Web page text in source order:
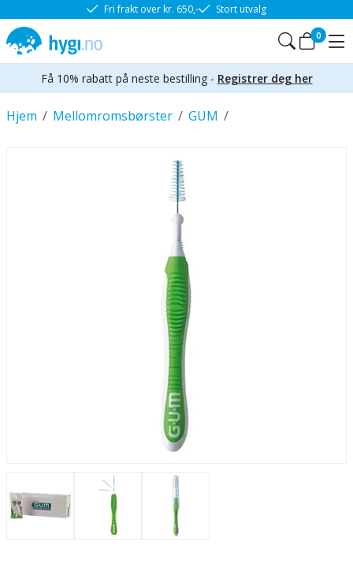
Fri frakt over kr. 650,- Stort utvalg
0
Få 10% rabatt på neste bestilling - Registrer deg her
/
Hjem /
Mellomromsbørster /
GUM